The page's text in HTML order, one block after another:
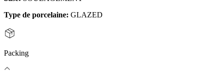
Type de porcelaine: GLAZED
Packing